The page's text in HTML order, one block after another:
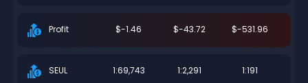
Profit $-1.46 $-43.72 $-531.96
SEUL 1:69,743 1:2,291 1:191